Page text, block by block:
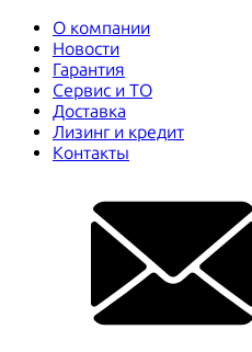
О компании
Новости
Гарантия
Сервис и ТО
Доставка
Лизинг и кредит
Контакты